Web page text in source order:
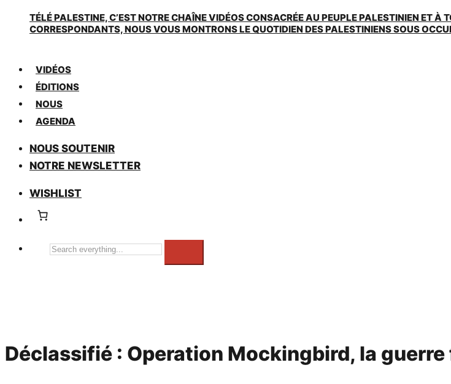
TÉLÉ PALESTINE, C’EST NOTRE CHAÎNE VIDÉOS CONSACRÉE AU PEUPLE PALESTINIEN ET À
CORRESPONDANTS, NOUS VOUS MONTRONS LE QUOTIDIEN DES PALESTINIENS SOUS
VIDÉOS
ÉDITIONS
NOUS
AGENDA
NOUS SOUTENIR
NOTRE NEWSLETTER
WISHLIST
Search
Déclassifié : Operation Mockingbird, la